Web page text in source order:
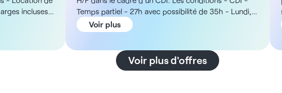
incluses)
d'Oise. Le
Temps partiel - 27h avec possibilité de 35h - Lundi,
jeudi et vendredi - De 10h à 20h La structure Vous
rejoindrez une structure paramédicale implantée à
patientèle orientée par leur médecins traitants pour
des problématiques de surcharge pondérale et de
Voir plus
Voir plus d'offres